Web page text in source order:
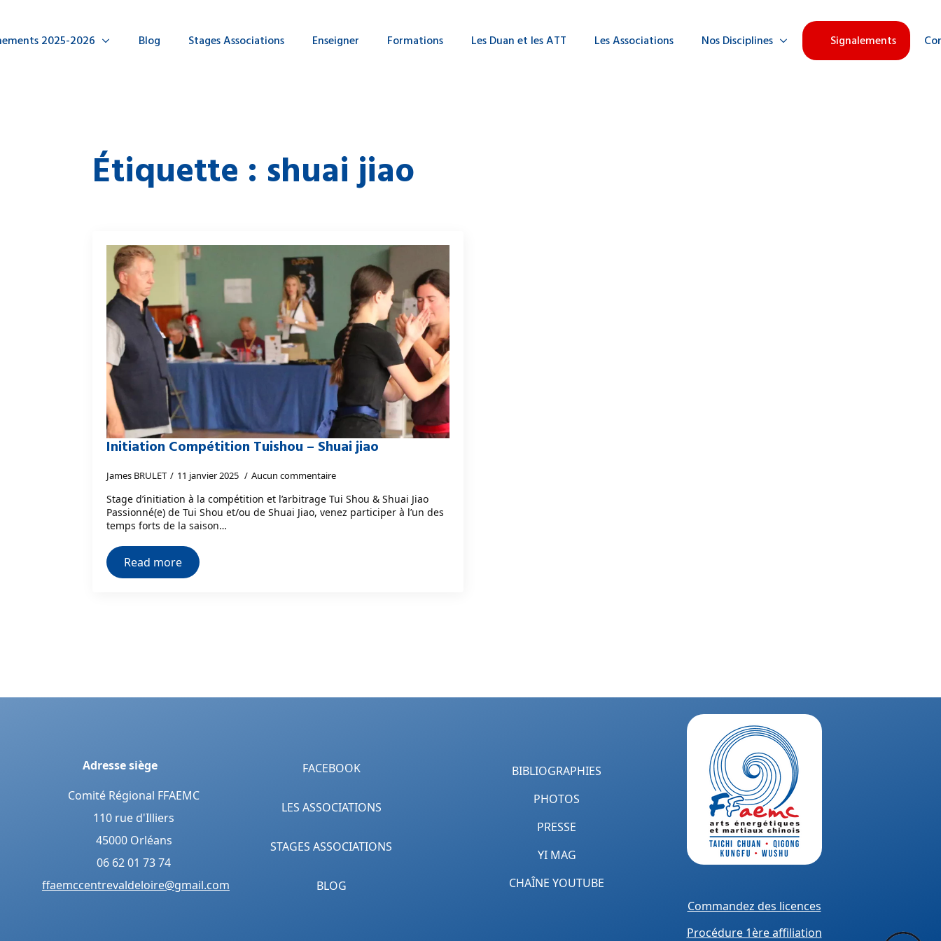
2025-2026 Blog Stages Associations Enseigner Formations Les Duan et les ATT Les Associations Nos Disciplines Signalements
Étiquette : shuai jiao
Initiation Compétition Tuishou – Shuai jiao
James BRULET 11 janvier 2025 Aucun commentaire
Stage d’initiation à la compétition et l’arbitrage Tui Shou & Shuai Jiao
Passionné(e) de Tui Shou et/ou de Shuai Jiao, venez participer à l’un des
temps forts de la saison…
Read more
Adresse siège
Comité Régional FFAEMC
110 rue d'Illiers
45000 Orléans
06 62 01 73 74
ffaemccentrevaldeloire@gmail.com
FACEBOOK
LES ASSOCIATIONS
STAGES ASSOCIATIONS
BLOG
BIBLIOGRAPHIES
PHOTOS
PRESSE
YI MAG
CHAÎNE YOUTUBE
Commandez des licences
Procédure 1ère affiliation